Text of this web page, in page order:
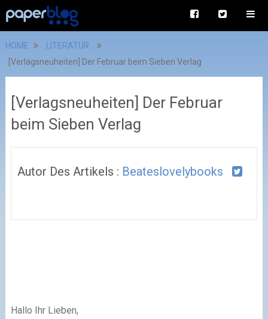
HOME
LITERATUR
[Verlagsneuheiten] Der Februar beim Sieben Verlag
[Verlagsneuheiten] Der Februar
beim Sieben Verlag
Autor Des Artikels : Beateslovelybooks
Hallo Ihr Lieben,